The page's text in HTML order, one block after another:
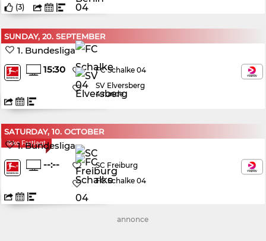
(3)
SUNDAY, 20. SEPTEMBER
1. Bundesliga
15:30
FC Schalke 04
SV Elversberg
4.runde
SATURDAY, 10. OCTOBER
Ikke Fastlagt
1. Bundesliga
--:--
SC Freiburg
FC Schalke 04
annonce